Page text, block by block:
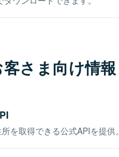
さま向け情報
を取得できる公式APIを提供。